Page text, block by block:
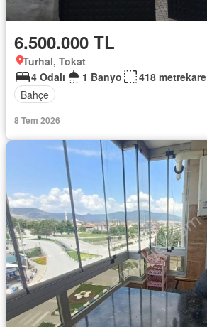
6.500.000 TL
Turhal, Tokat
4 Odalı
1 Banyo
418 metrekare
Bahçe
8 Tem 2026